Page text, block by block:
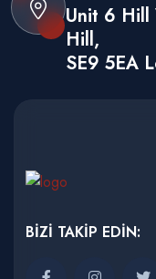
Unit 6 Hill
Hill,
SE9 5EA
BİZİ TAKİP EDİN: